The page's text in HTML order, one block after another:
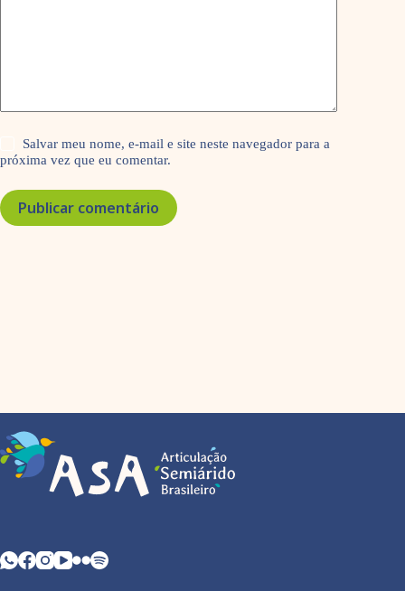
Salvar meu nome, e-mail e site neste navegador para a
próxima vez que eu comentar.
Publicar comentário